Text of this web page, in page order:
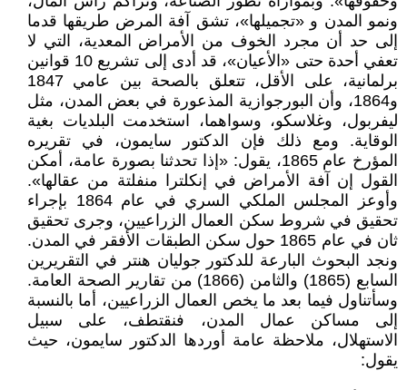
ونمو المدن و «تجميلها»، تشق آفة المرض طريقها قدما
إلى حد أن مجرد الخوف من الأمراض المعدية، التي لا
تعفي أحدة حتى «الأعيان»، قد أدى إلى تشريع 10 قوانین
برلمانية، على الأقل، تتعلق بالصحة بين عامي 1847
و1864، وأن البورجوازية المذعورة في بعض المدن، مثل
ليفربول، وغلاسكو، وسواهما، استخدمت البلديات بغية
الوقاية. ومع ذلك فإن الدكتور سایمون، في تقريره
المؤرخ عام 1865، يقول: «إذا تحدثنا بصورة عامة، أمكن
القول إن آفة الأمراض في إنكلترا منفلتة من عقالها».
وأوعز المجلس الملكي السري في عام 1864 بإجراء
تحقيق في شروط سكن العمال الزراعيين، وجرى تحقيق
ثان في عام 1865 حول سكن الطبقات الأفقر في المدن.
ونجد البحوث البارعة للدكتور جوليان هنتر في التقريرين
السابع (1865) والثامن (1866) من تقارير الصحة العامة.
وسأتناول فيما بعد ما يخص العمال الزراعيين، أما بالنسبة
إلى مساكن عمال المدن، فنقتطف، على سبيل
الاستهلال، ملاحظة عامة أوردها الدكتور سایمون، حيث
يقول: